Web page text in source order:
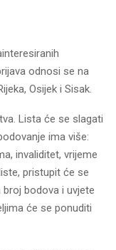
odnosi se na
Osijek i Sisak.
Lista će se slagati
ima više:
invaliditet, vrijeme
pristupit će se
bodova i uvjete
će se ponuditi